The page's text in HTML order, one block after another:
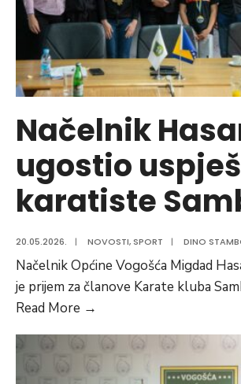
mladih
sportista
Načelnik
ugostio
karatiste
20.05.2026. | NOVOSTI, SPORT | DINO
Načelnik Općine Vogošća Migdad
je prijem za članove Karate kluba
Read More →
ugostio
uspješne